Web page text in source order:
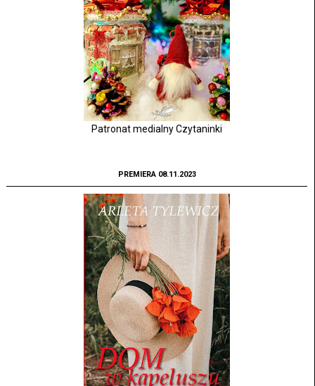
Patronat medialny Czytaninki
PREMIERA 08.11.2023